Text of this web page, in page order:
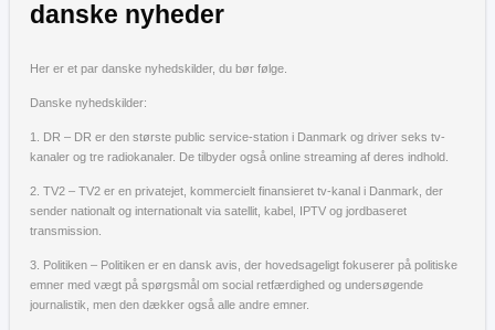
danske nyheder
Her er et par danske nyhedskilder, du bør følge.
Danske nyhedskilder:
1. DR – DR er den største public service-station i Danmark og driver seks tv-
kanaler og tre radiokanaler. De tilbyder også online streaming af deres indhold.
2. TV2 – TV2 er en privatejet, kommercielt finansieret tv-kanal i Danmark, der
sender nationalt og internationalt via satellit, kabel, IPTV og jordbaseret
transmission.
3. Politiken – Politiken er en dansk avis, der hovedsageligt fokuserer på politiske
emner med vægt på spørgsmål om social retfærdighed og undersøgende
journalistik, men den dækker også alle andre emner.